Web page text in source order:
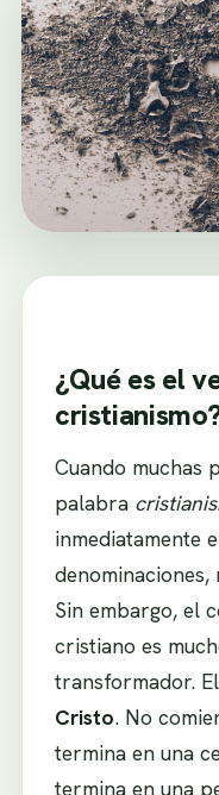
¿Qué es el
Cuando muchas
palabra
inmediatamente
Sin embargo, el
cristiano es
transformador.
Cristo. No
termina en una
termina en una